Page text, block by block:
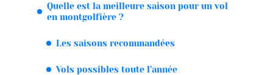
Quelle est la meilleure saison pour un vol
en montgolfière ?
Les saisons recommandées
Vols possibles toute l’année